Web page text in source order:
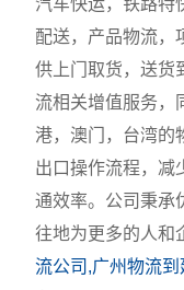
汽车快运，铁路特
配送，产品物流，
供上门取货，送货
流相关增值服务，
港，澳门，台湾的
出口操作流程，减
通效率。公司秉承
往地为更多的人和
流公司,广州物流